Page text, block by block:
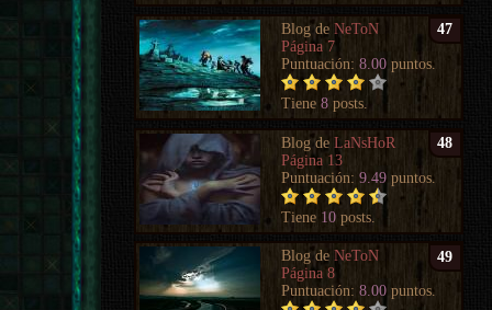
47
Blog deNeToN
Página 7
Puntuación:8.00 puntos.
Tiene8 posts.
48
Blog deLaNsHoR
Página 13
Puntuación:9.49 puntos.
Tiene 10 posts.
49
Blog deNeToN
Página 8
Puntuación:8.00 puntos.